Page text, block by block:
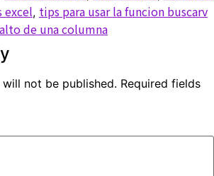
excel, tips para usar la funcion buscarv
de una columna
not be published. Required fields